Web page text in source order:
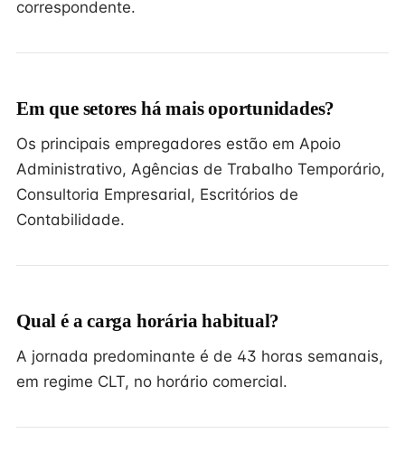
correspondente.
Em que setores há mais oportunidades?
Os principais empregadores estão em Apoio
Administrativo, Agências de Trabalho Temporário,
Consultoria Empresarial, Escritórios de
Contabilidade.
Qual é a carga horária habitual?
A jornada predominante é de 43 horas semanais,
em regime CLT, no horário comercial.